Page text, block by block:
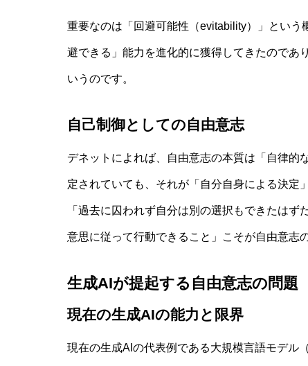
重要なのは「回避可能性（evitability）」という
避できる」能力を進化的に獲得してきたのであ
いうのです。
自己制御としての自由意志
デネットによれば、自由意志の本質は「自律的
定されていても、それが「自分自身による決定
「過去に囚われず自分は別の選択もできたは
意思に従って行動できること」こそが自由意志
生成AIが提起する自由意志の問題
現在の生成AIの能力と限界
現在の生成AIの代表例である大規模言語モデル